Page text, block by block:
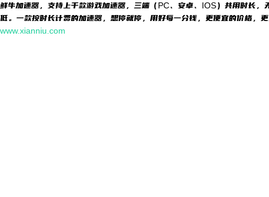
鲜牛加速器，支持上千款游戏加速器，三端（PC、安卓、IOS）共用时长
低。一款按时长计费的加速器，想停就停，用好每一分钱，更便宜的价格，
www.xianniu.com